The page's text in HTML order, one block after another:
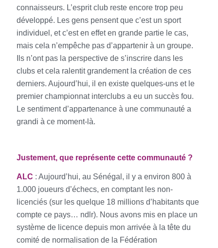
connaisseurs. L’esprit club reste encore trop peu
développé. Les gens pensent que c’est un sport
individuel, et c’est en effet en grande partie le cas,
mais cela n’empêche pas d’appartenir à un groupe.
Ils n’ont pas la perspective de s’inscrire dans les
clubs et cela ralentit grandement la création de ces
derniers. Aujourd’hui, il en existe quelques-uns et le
premier championnat interclubs a eu un succès fou.
Le sentiment d’appartenance à une communauté a
grandi à ce moment-là.
Justement, que représente cette communauté ?
ALC : Aujourd’hui, au Sénégal, il y a environ 800 à
1.000 joueurs d’échecs, en comptant les non-
licenciés (sur les quelque 18 millions d’habitants que
compte ce pays… ndlr). Nous avons mis en place un
système de licence depuis mon arrivée à la tête du
comité de normalisation de la Fédération